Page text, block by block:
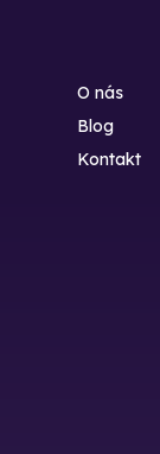
O nás
Blog
Kontakt